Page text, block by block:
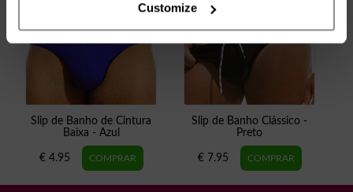
Customize
Slip de Banho de Cintura
Baixa - Azul
€ 4.95
Slip de Banho Clássico -
Preto
€ 7.95